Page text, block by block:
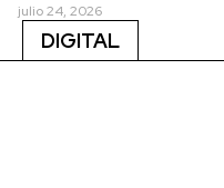
julio 24, 2026
DIGITAL